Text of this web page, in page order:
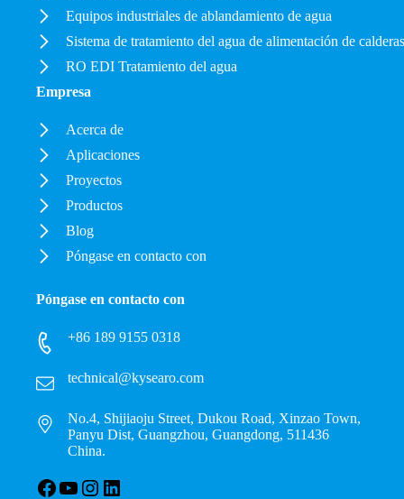
Equipos industriales de ablandamiento de agua
Sistema de tratamiento del agua de alimentación de
RO EDI Tratamiento del agua
Empresa
Acerca de
Aplicaciones
Proyectos
Productos
Blog
Póngase en contacto con
Póngase en contacto con
+86 189 9155 0318
technical@kysearo.com
No.4, Shijiaoju Street, Dukou Road, Xinzao Town,
Panyu Dist, Guangzhou, Guangdong, 511436
China.
Facebook
YouTube
Instagram
LinkedIn